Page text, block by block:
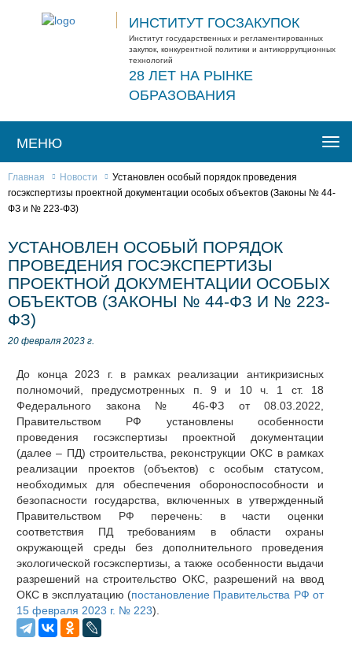
ИНСТИТУТ ГОСЗАКУПОК
Институт государственных и регламентированных
закупок, конкурентной политики и антикоррупционных
технологий
28 ЛЕТ НА РЫНКЕ
ОБРАЗОВАНИЯ
МЕНЮ
Главная Новости
Установлен особый порядок проведения
госэкспертизы проектной документации особых объектов (Законы № 44-
ФЗ и № 223-ФЗ)
УСТАНОВЛЕН ОСОБЫЙ ПОРЯДОК
ПРОВЕДЕНИЯ ГОСЭКСПЕРТИЗЫ
ПРОЕКТНОЙ ДОКУМЕНТАЦИИ ОСОБЫХ
ОБЪЕКТОВ (ЗАКОНЫ № 44-ФЗ И № 223-
ФЗ)
20 февраля 2023 г.
До конца 2023 г. в рамках реализации антикризисных
полномочий, предусмотренных п. 9 и 10 ч. 1 ст. 18
Федерального закона № 46-ФЗ от 08.03.2022,
Правительством РФ установлены особенности
проведения госэкспертизы проектной документации
(далее – ПД) строительства, реконструкции ОКС в рамках
реализации проектов (объектов) с особым статусом,
необходимых для обеспечения обороноспособности и
безопасности государства, включенных в утвержденный
Правительством РФ перечень: в части оценки
соответствия ПД требованиям в области охраны
окружающей среды без дополнительного проведения
экологической госэкспертизы, а также особенности выдачи
разрешений на строительство ОКС, разрешений на ввод
ОКС в эксплуатацию (постановление Правительства РФ от
15 февраля 2023 г. № 223).